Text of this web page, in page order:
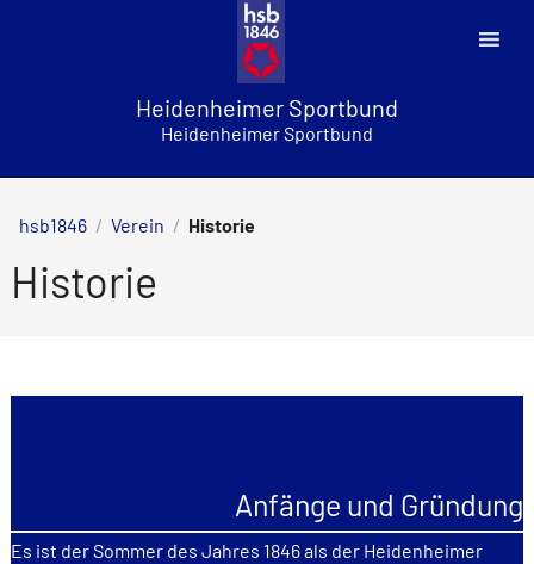
Heidenheimer Sportbund
Heidenheimer Sportbund
hsb1846 / Verein / Historie
Historie
Anfänge und Gründung
Es ist der Sommer des Jahres 1846 als der Heidenheimer